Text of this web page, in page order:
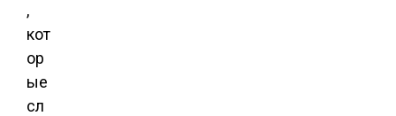
,
кот
ор
ые
сл